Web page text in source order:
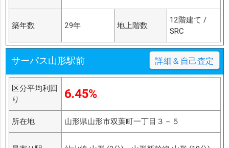
築年数 29年 地上階数
12階建て /
SRC
サーパス山形駅前 詳細＆自己査定
区分平均利回
り
6.45%
所在地 山形県山形市双葉町一丁目３－５